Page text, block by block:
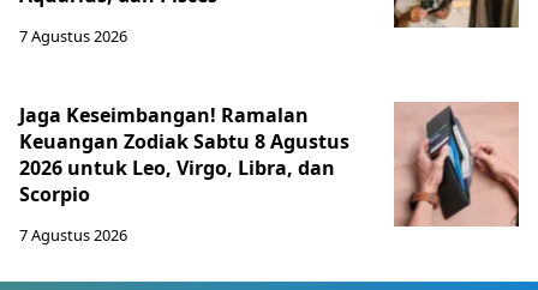
7 Agustus 2026
Jaga Keseimbangan! Ramalan
Keuangan Zodiak Sabtu 8 Agustus
2026 untuk Leo, Virgo, Libra, dan
Scorpio
7 Agustus 2026